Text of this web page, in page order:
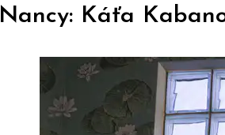
Nancy: Káťa